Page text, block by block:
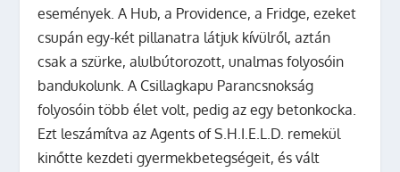
események. A Hub, a Providence, a Fridge, ezeket
csupán egy-két pillanatra látjuk kívülről, aztán
csak a szürke, alulbútorozott, unalmas folyosóin
bandukolunk. A Csillagkapu Parancsnokság
folyosóin több élet volt, pedig az egy betonkocka.
Ezt leszámítva az Agents of S.H.I.E.L.D. remekül
kinőtte kezdeti gyermekbetegségeit, és vált